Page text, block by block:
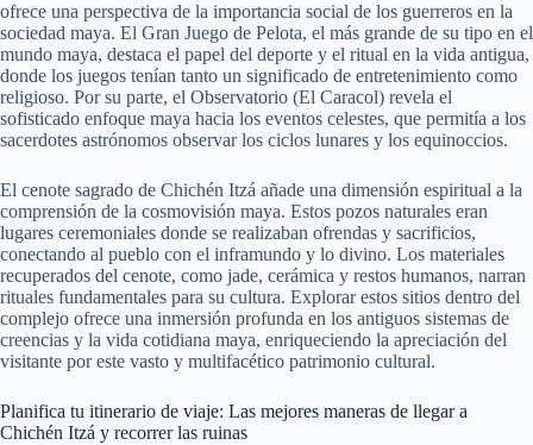
ofrece una perspectiva de la importancia social de los guerreros en la
sociedad maya. El Gran Juego de Pelota, el más grande de su tipo en el
mundo maya, destaca el papel del deporte y el ritual en la vida antigua,
donde los juegos tenían tanto un significado de entretenimiento como
religioso. Por su parte, el Observatorio (El Caracol) revela el
sofisticado enfoque maya hacia los eventos celestes, que permitía a los
sacerdotes astrónomos observar los ciclos lunares y los equinoccios.
El cenote sagrado de Chichén Itzá añade una dimensión espiritual a la
comprensión de la cosmovisión maya. Estos pozos naturales eran
lugares ceremoniales donde se realizaban ofrendas y sacrificios,
conectando al pueblo con el inframundo y lo divino. Los materiales
recuperados del cenote, como jade, cerámica y restos humanos, narran
rituales fundamentales para su cultura. Explorar estos sitios dentro del
complejo ofrece una inmersión profunda en los antiguos sistemas de
creencias y la vida cotidiana maya, enriqueciendo la apreciación del
visitante por este vasto y multifacético patrimonio cultural.
Planifica tu itinerario de viaje: Las mejores maneras de llegar a
Chichén Itzá y recorrer las ruinas